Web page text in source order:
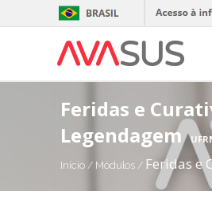
Feridas e
Legendagem
Início / Módulos/ Feridas e